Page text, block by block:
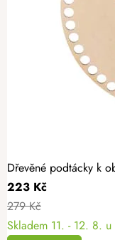
Dřevěné podtácky k
223 Kč
279 Kč
Skladem 11. - 12. 8. u